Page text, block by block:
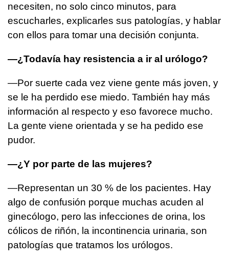
necesiten, no solo cinco minutos, para
escucharles, explicarles sus patologías, y hablar
con ellos para tomar una decisión conjunta.
—¿Todavía hay resistencia a ir al urólogo?
—Por suerte cada vez viene gente más joven, y
se le ha perdido ese miedo. También hay más
información al respecto y eso favorece mucho.
La gente viene orientada y se ha pedido ese
pudor.
—¿Y por parte de las mujeres?
—Representan un 30 % de los pacientes. Hay
algo de confusión porque muchas acuden al
ginecólogo, pero las infecciones de orina, los
cólicos de riñón, la incontinencia urinaria, son
patologías que tratamos los urólogos.